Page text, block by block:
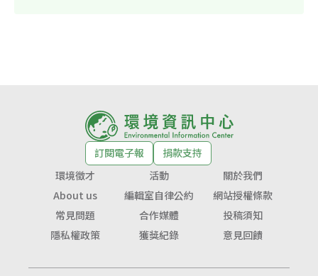
訂閱電子報
捐款支持
環境徵才
活動
關於我們
About us
編輯室自律公約
網站授權條款
常見問題
合作媒體
投稿須知
隱私權政策
獲獎紀錄 意見回饋